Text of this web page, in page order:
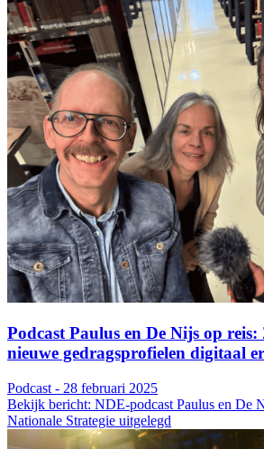
Podcast Paulus en De Nijs op reis:
nieuwe gedragsprofielen digitaal
Podcast - 28 februari 2025
Bekijk bericht: NDE-podcast Paulus en De
Nationale Strategie uitgelegd